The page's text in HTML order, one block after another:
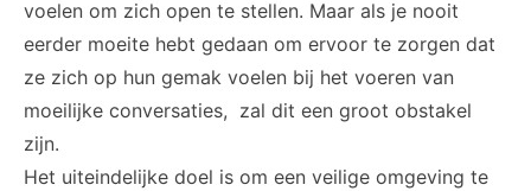
voelen om zich open te stellen. Maar als je nooit
eerder moeite hebt gedaan om ervoor te zorgen dat
ze zich op hun gemak voelen bij het voeren van
moeilijke conversaties, zal dit een groot obstakel
zijn.
Het uiteindelijke doel is om een veilige omgeving te